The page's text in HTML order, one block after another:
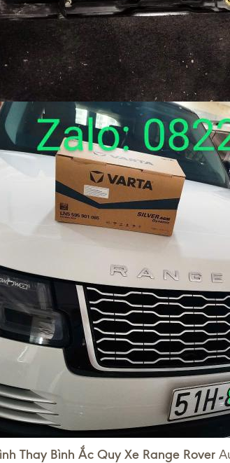
Thay Bình Ắc Quy Xe Range Rover